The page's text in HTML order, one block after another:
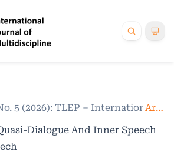
5 (2026): TLEP – International
Articles
Dialogue And Inner Speech